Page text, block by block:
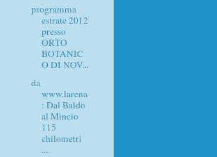
programma
estrate 2012
presso
ORTO
BOTANIC
O DI NOV...
da
www.larena
: Dal Baldo
al Mincio
115
chilometri
...